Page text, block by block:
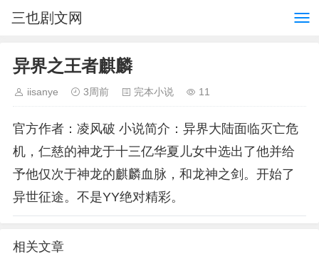
三也剧文网
异界之王者麒麟
iisanye 3周前 完本小说 11
官方作者：凌风破 小说简介：异界大陆面临灭亡危
机，仁慈的神龙于十三亿华夏儿女中选出了他并给
予他仅次于神龙的麒麟血脉，和龙神之剑。开始了
异世征途。不是YY绝对精彩。
相关文章